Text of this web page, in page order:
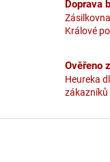
Doprava
Králové
Ověřeno
Heureka
zákazníků
Z